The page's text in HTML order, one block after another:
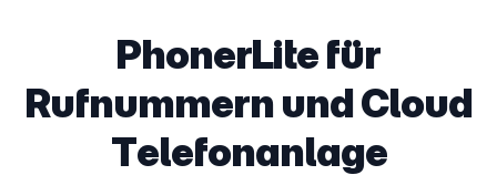
PhonerLite für
Rufnummern und Cloud
Telefonanlage